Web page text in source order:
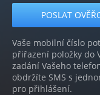
Vaše mobilní číslo
přiřazení položky do
zadání Vašeho
obdržíte SMS s
pro přihlášení.